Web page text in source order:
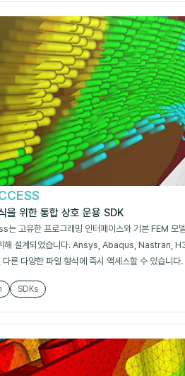
을 위한 통합 상호 운용 SDK
고유한 프로그래밍 인터페이스와 기본 FEM 모
해 설계되었습니다. Ansys, Abaqus, Nastran,
른 다양한 파일 형식에 즉시 액세스할 수 있습니다.
SDKs